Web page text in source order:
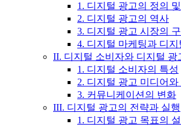
1. 디지털 광고의 정의
2. 디지털 광고의 역사
3. 디지털 광고 시장의
4. 디지털 마케팅과 디지
II. 디지털 소비자와 디지털 광
1. 디지털 소비자의 특성
2. 디지털 광고 미디어와
3. 커뮤니케이션의 변화
III. 디지털 광고의 전략과 실행
1. 디지털 광고 목표의